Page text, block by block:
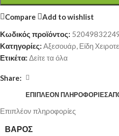
Compare
Add to wishlist
Κωδικός προϊόντος:
Κατηγορίες: Αξεσουάρ, Είδη
Ετικέτα: Δείτε τα όλα
Share:
ΕΠΙΠΛΈΟΝ ΠΛΗΡΟΦΟΡΊΕΣ
Επιπλέον πληροφορίες
ΒΆΡΟΣ